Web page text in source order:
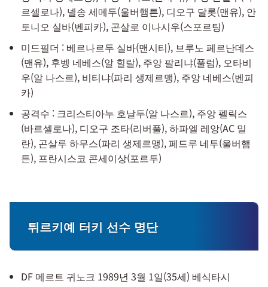
르셀로나), 넬송 세메두(울버햄튼), 디오구 달롯(맨유), 안
토니오 실바(벤피카), 곤살로 이나시우(스포르팅)
미드필더 : 베르나르두 실바(맨시티), 브루노 페르난데스
(맨유), 후벵 네베스(알 힐랄), 주앙 팔리냐(풀럼), 오타비
우(알 나스르), 비티냐(파리 생제르맹), 주앙 네베스(벤피
카)
공격수 : 크리스티아누 호날두(알 나스르), 주앙 펠릭스
(바르셀로나), 디오구 조타(리버풀), 하파엘 레앙(AC 밀
란), 곤살루 하무스(파리 생제르맹), 페드루 네투(울버햄
튼), 프란시스코 콘세이상(포르투)
튀르키예 터키 선수 명단
DF 메르트 귀노크 1989년 3월 1일(35세) 베식타시